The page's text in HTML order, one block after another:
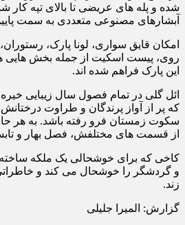
شده و پله های عریضی تا بالای تپه کار
آبشارهای مصنوعی متعددی به سمت
امکان قایق سواری، لونا پارک،
روی، پیست اسکیت از جمله بخش هایی
این پارک فراهم شده اند.
ائل گلی در تمام فصول سال زیبایی خیره
که پر از آواز پرندگان و طراوت
سکوت زمستان فرو رفته باشد. به هر حال
از قسمت های مختلفش، فصل بهار و
کاخی که برای خوشحالی یک ملکه
و گردشگر را خوشحال می کند و
زند.
گزارش: المیرا جلیلی